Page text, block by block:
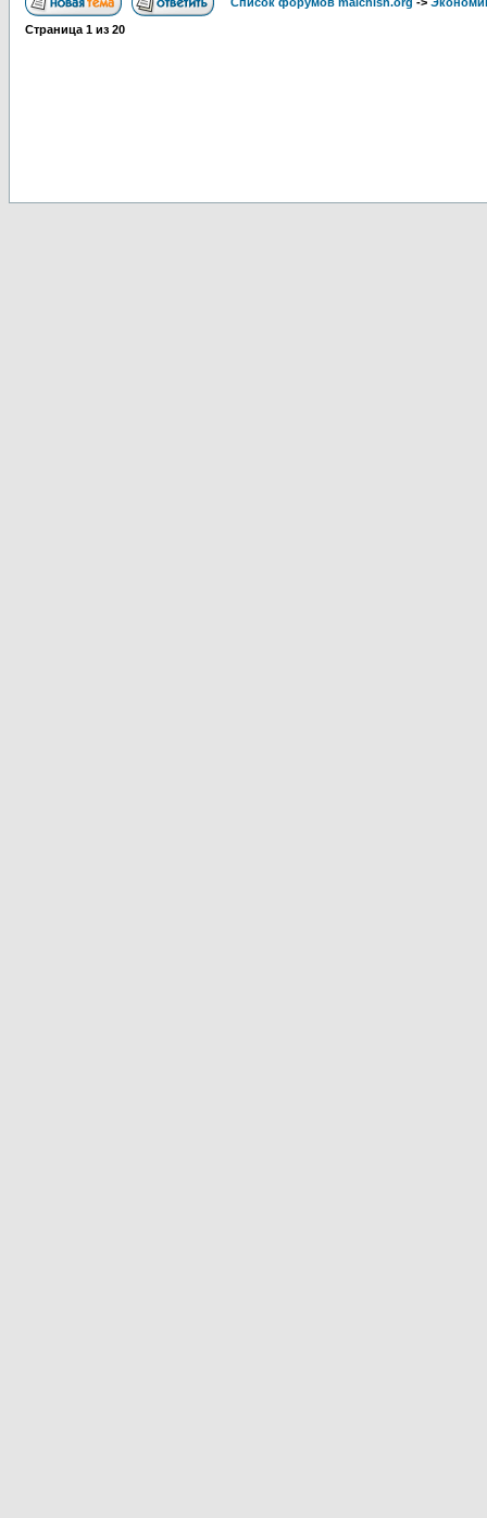
Страница 1 из 20